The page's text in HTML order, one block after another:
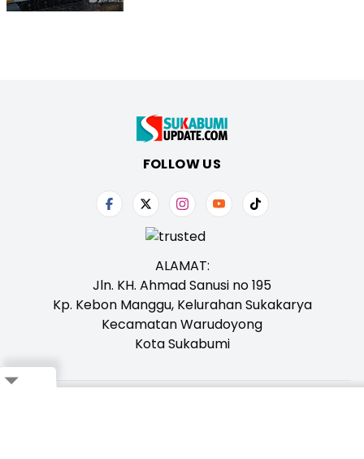
FOLLOW US
ALAMAT:
Jln. KH. Ahmad Sanusi no 195
Kp. Kebon Manggu, Kelurahan Sukakarya
Kecamatan Warudoyong
Kota Sukabumi